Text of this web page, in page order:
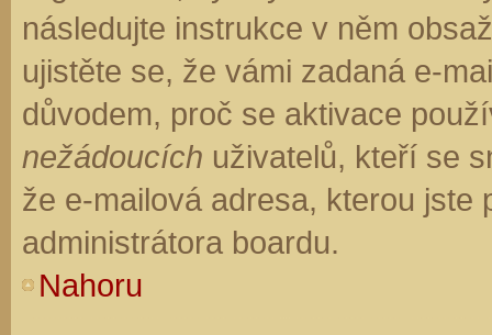
následujte instrukce v něm
ujistěte se, že vámi zadaná e-
důvodem, proč se aktivace
nežádoucích uživatelů, kteří se
že e-mailová adresa, kterou jste
administrátora boardu.
Nahoru